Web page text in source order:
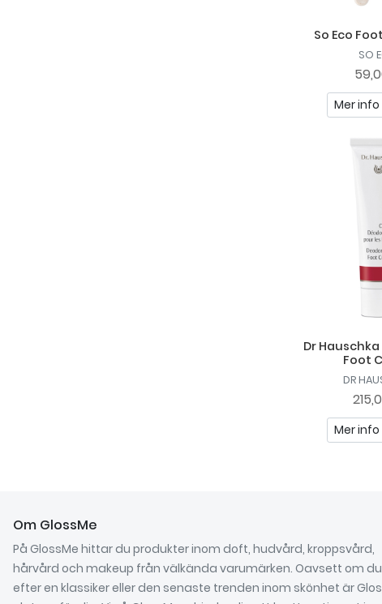
So Eco
SO
Mer info
Dr
Foot
DR
Mer info
Om GlossMe
På GlossMe hittar du produkter inom doft, hudvård, kroppsvård,
hårvård och makeup från välkända varumärken. Oavsett om
efter en klassiker eller den senaste trenden inom skönhet är